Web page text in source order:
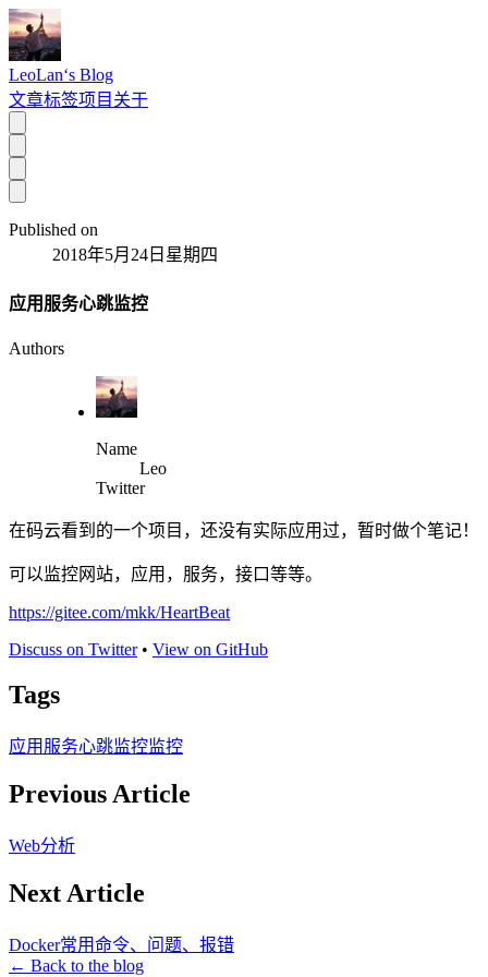
LeoLan‘s Blog
文章标签项目 关于
Published on
2018年5月24日星期四
应用服务心跳监控
Authors
Name
Leo
Twitter
在码云看到的一个项目，还没有实际应用过，暂时做个笔记！
可以监控网站，应用，服务，接口等等。
https://gitee.com/mkk/HeartBeat
Discuss on Twitter• View on GitHub
Tags
应用服务心跳监控监控
Previous Article
Web分析
Next Article
Docker常用命令、问题、报错
← Back to the blog